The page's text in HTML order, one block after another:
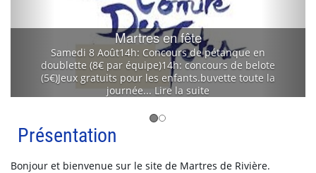
Martres en fête
Samedi 8 Août14h: Concours de pétanque en
doublette (8€ par équipe)14h: concours de belote
(5€)Jeux gratuits pour les enfants.buvette toute la
journée... Lire la suite
Présentation
Bonjour et bienvenue sur le site de Martres de Rivière.